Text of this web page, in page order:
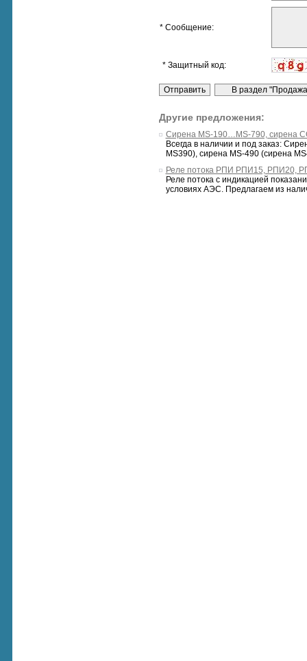
* Сообщение:
* Защитный код:
Другие предложения:
Сирена MS-190…MS-790, сирена
Всегда в наличии и под заказ:
MS390), сирена MS-490 (сирена
Реле потока РПИ РПИ15, РПИ20,
Реле потока с индикацией
условиях АЭС. Предлагаем из